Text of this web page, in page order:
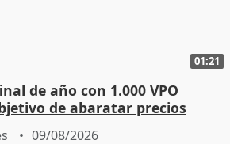
01:21
de año con 1.000 VPO
de abaratar precios
09/08/2026